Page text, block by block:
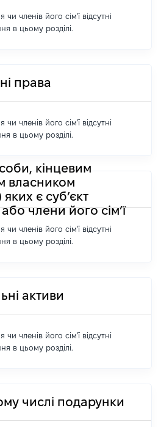
членів його сім'ї відсутні
в цьому розділі.
права
членів його сім'ї відсутні
в цьому розділі.
кінцевим
власником
є суб’єкт
члени його сім’ї
членів його сім'ї відсутні
в цьому розділі.
активи
членів його сім'ї відсутні
в цьому розділі.
числі подарунки